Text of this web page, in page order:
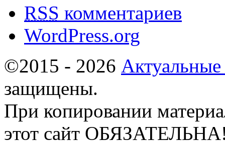
RSS комментариев
WordPress.org
©2015 - 2026
защищены.
При копировании
этот сайт